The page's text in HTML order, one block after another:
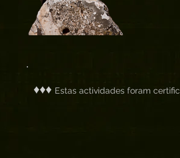
♦♦♦ Estas actividades foram